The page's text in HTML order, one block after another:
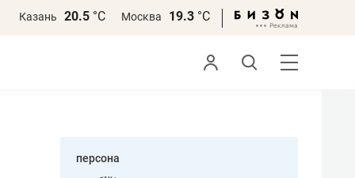
Казань 20.5 °С Москва 19.3 °С
персона